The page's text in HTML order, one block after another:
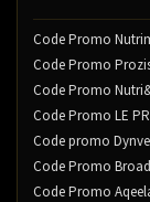
Code Promo
Code Promo
Code Promo
Code Promo LE
Code promo
Code Promo
Code Promo